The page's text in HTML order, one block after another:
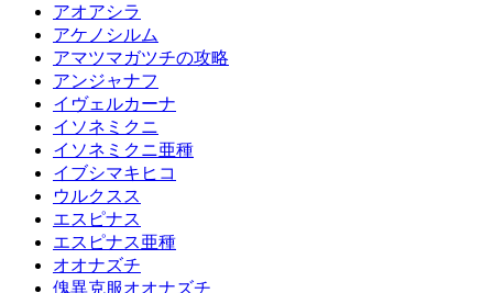
アオアシラ
アケノシルム
アマツマガツチの攻略
アンジャナフ
イヴェルカーナ
イソネミクニ
イソネミクニ亜種
イブシマキヒコ
ウルクスス
エスピナス
エスピナス亜種
オオナズチ
傀異克服オオナズチ